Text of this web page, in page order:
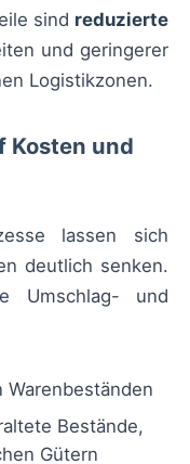
sind reduzierte
und geringerer
Logistikzonen.
Kosten und
lassen sich
deutlich senken.
Umschlag- und
Warenbeständen
Bestände,
Gütern